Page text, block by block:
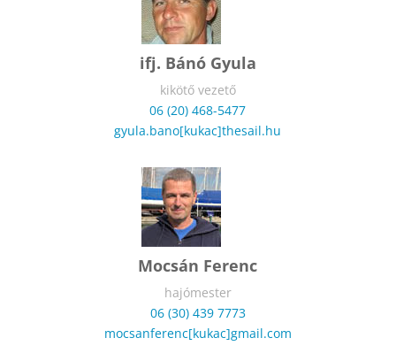
ifj. Bánó Gyula
kikötő vezető
06 (20) 468-5477
gyula.bano[kukac]thesail.hu
Mocsán Ferenc
hajómester
06 (30) 439 7773
mocsanferenc[kukac]gmail.com